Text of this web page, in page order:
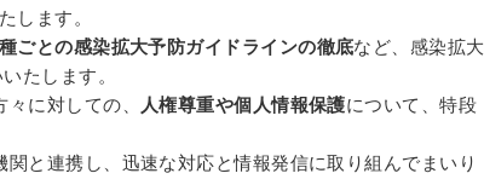
します。
ごとの感染拡大予防ガイドラインの徹底など、感染拡大
たします。
に対しての、
人権尊重や個人情報保護について、特段
と連携し、迅速な対応と情報発信に取り組んでまいり